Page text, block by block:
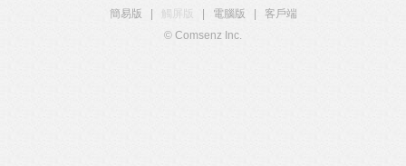
簡易版
觸屏版 電腦版
客戶端
© Comsenz Inc.